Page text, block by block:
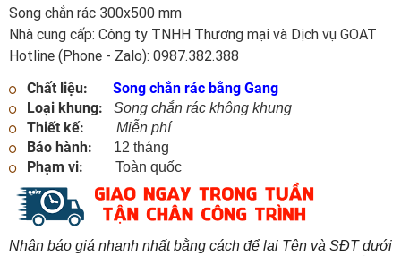
Song chắn rác 300x500 mm
Nhà cung cấp: Công ty TNHH Thương mại và Dịch vụ GOAT
Hotline (Phone - Zalo): 0987.382.388
Chất liệu:
Song chắn rác bằng Gang
Loại khung:
Song chắn rác không khung
Thiết kế: Miễn phí
Bảo hành: 12 tháng
Phạm vi: Toàn quốc
Nhận báo giá nhanh nhất bằng cách để lại Tên và SĐT dưới